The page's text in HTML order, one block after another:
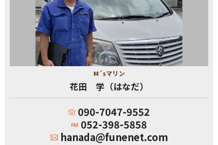
M´sマリン
花田 学（はなだ）
090-7047-9552
052-398-5858
hanada@funenet.com